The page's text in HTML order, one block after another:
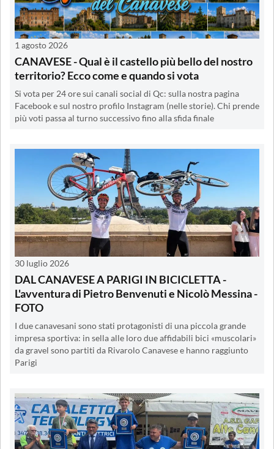
1 agosto 2026
CANAVESE - Qual è il castello più bello del nostro
territorio? Ecco come e quando si vota
Si vota per 24 ore sui canali social di Qc: sulla nostra pagina
Facebook e sul nostro profilo Instagram (nelle storie). Chi prende
più voti passa al turno successivo fino alla sfida finale
30 luglio 2026
DAL CANAVESE A PARIGI IN BICICLETTA -
L'avventura di Pietro Benvenuti e Nicolò Messina -
FOTO
I due canavesani sono stati protagonisti di una piccola grande
impresa sportiva: in sella alle loro due affidabili bici «muscolari»
da gravel sono partiti da Rivarolo Canavese e hanno raggiunto
Parigi